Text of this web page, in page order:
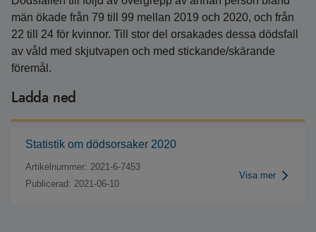
män ökade från 79 till 99 mellan 2019 och 2020, och från
22 till 24 för kvinnor. Till stor del orsakades dessa dödsfall
av våld med skjutvapen och med stickande/skärande
föremål.
Ladda ned
Statistik om dödsorsaker 2020
Artikelnummer: 2021-6-7453
Publicerad: 2021-06-10
Visa mer